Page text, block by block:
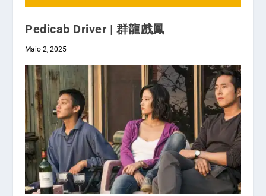
Pedicab Driver | 群龍戲鳳
Maio 2, 2025